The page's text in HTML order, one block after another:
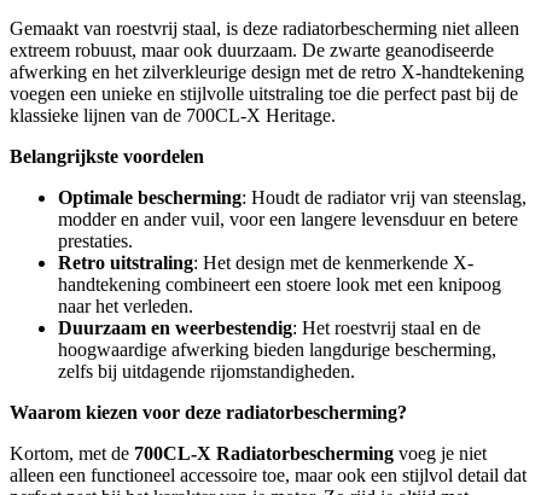
Gemaakt van roestvrij staal, is deze radiatorbescherming niet alleen
extreem robuust, maar ook duurzaam. De zwarte geanodiseerde
afwerking en het zilverkleurige design met de retro X-handtekening
voegen een unieke en stijlvolle uitstraling toe die perfect past bij de
klassieke lijnen van de 700CL-X Heritage.
Belangrijkste voordelen
Optimale bescherming: Houdt de radiator vrij van steenslag,
modder en ander vuil, voor een langere levensduur en betere
prestaties.
Retro uitstraling: Het design met de kenmerkende X-
handtekening combineert een stoere look met een knipoog
naar het verleden.
Duurzaam en weerbestendig: Het roestvrij staal en de
hoogwaardige afwerking bieden langdurige bescherming,
zelfs bij uitdagende rijomstandigheden.
Waarom kiezen voor deze radiatorbescherming?
Kortom, met de 700CL-X Radiatorbescherming voeg je niet
alleen een functioneel accessoire toe, maar ook een stijlvol detail dat